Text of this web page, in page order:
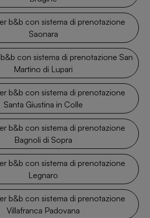
b&b con sistema di prenotazione
Saonara
con sistema di prenotazione San
Martino di Lupari
b&b con sistema di prenotazione
Santa Giustina in Colle
b&b con sistema di prenotazione
Bagnoli di Sopra
b&b con sistema di prenotazione
Legnaro
b&b con sistema di prenotazione
Villafranca Padovana